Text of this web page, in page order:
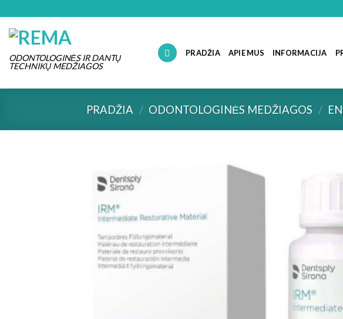
content
ODONTOLOGINĖS IR DANTŲ
TECHNIKŲ MEDŽIAGOS
PRADŽIA APIE MUS INFORMACIJA
PRADŽIA / ODONTOLOGINĖS MEDŽIAGOS /